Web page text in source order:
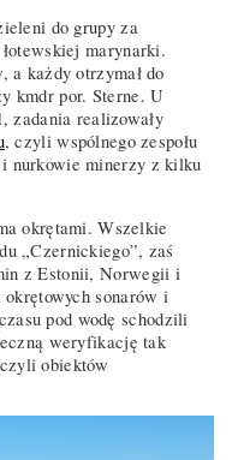
do grupy za
marynarki.
a każdy otrzymał do
kmdr por. Sterne. U
zadania realizowały
, czyli wspólnego zespołu
nurkowie minerzy z kilku
okrętami. Wszelkie
„Czernickiego”, zaś
z Estonii, Norwegii i
sonarów i
pod wodę schodzili
weryfikację tak
obiektów